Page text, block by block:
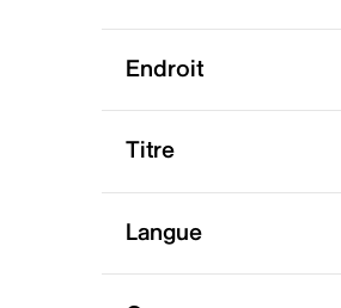
Endroit
Titre
Langue